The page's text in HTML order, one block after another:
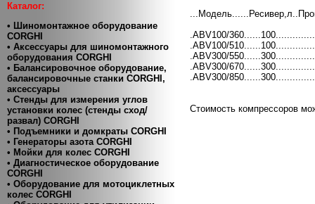
Каталог:
• Шиномонтажное оборудование
CORGHI
• Аксессуары для шиномонтажного
оборудования CORGHI
• Балансировочное оборудование,
балансировочные станки CORGHI,
аксессуары
• Стенды для измерения углов
установки колес (стенды сход/
развал) CORGHI
• Подъемники и домкраты CORGHI
• Генераторы азота CORGHI
• Мойки для колес CORGHI
• Диагностическое оборудование
CORGHI
• Оборудование для мотоциклетных
колес CORGHI
.АBV100/
.ABV100/
.ABV300/
.ABV300/
.ABV300/
Стоимость компрессоров